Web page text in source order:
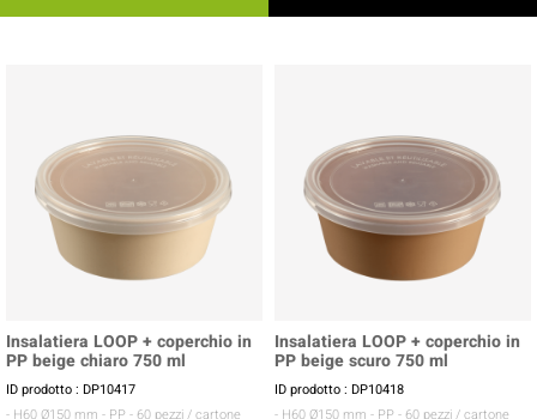
Insalatiera LOOP + coperchio in
PP beige chiaro 750 ml
ID prodotto : DP10417
- H60 Ø150 mm - PP - 60 pezzi / cartone
Insalatiera LOOP + coperchio in
PP beige scuro 750 ml
ID prodotto : DP10418
- H60 Ø150 mm - PP - 60 pezzi / cartone